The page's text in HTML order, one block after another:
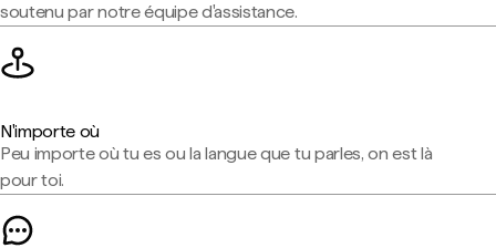
soutenu par notre équipe d'assistance.
N'importe où
Peu importe où tu es ou la langue que tu parles, on est là
pour toi.